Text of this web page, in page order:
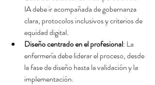
IA debe ir acompañada de gobernanza
clara, protocolos inclusivos y criterios de
equidad digital.
Diseño centrado en el profesional: La
enfermería debe liderar el proceso, desde
la fase de diseño hasta la validación y la
implementación.